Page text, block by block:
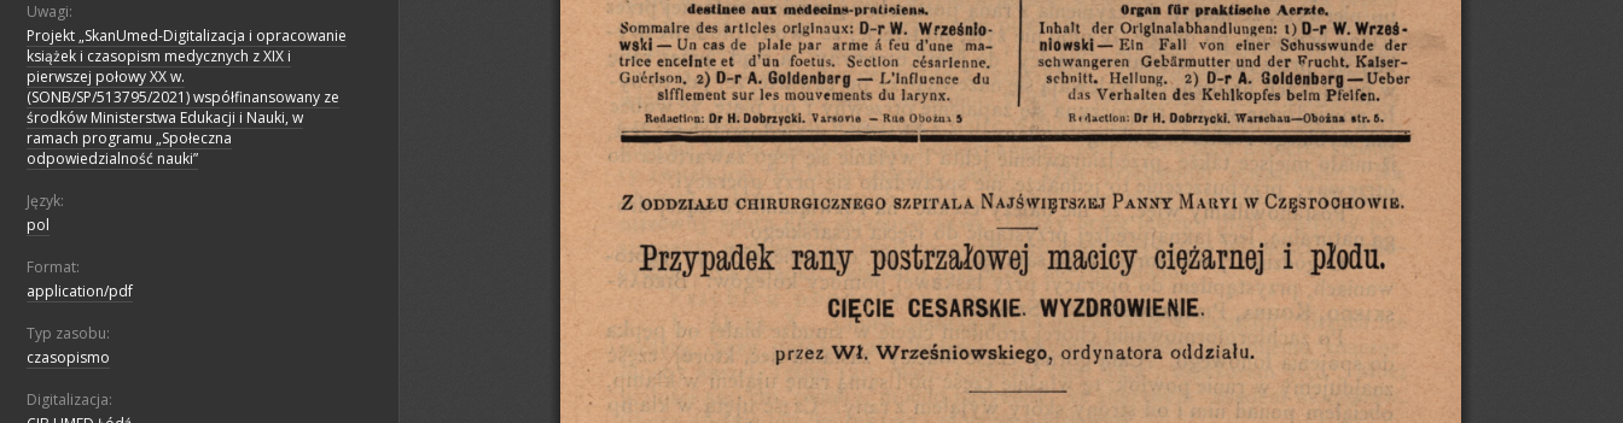
Uwagi:
Projekt „SkanUmed-Digitalizacja i opracowanie
książek i czasopism medycznych z XIX i
pierwszej połowy XX w.
(SONB/SP/513795/2021) współfinansowany ze
środków Ministerstwa Edukacji i Nauki, w
ramach programu „Społeczna
odpowiedzialność nauki”
Język:
pol
Format:
application/pdf
Typ zasobu:
czasopismo
Digitalizacja: